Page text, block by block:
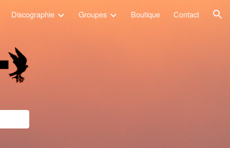
Discographie Groupes Boutique Contact